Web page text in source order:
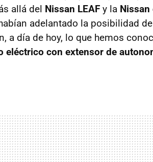
allá del Nissan LEAF y la Nissan
adelantado la posibilidad
a día de hoy, lo que hemos
eléctrico con extensor de